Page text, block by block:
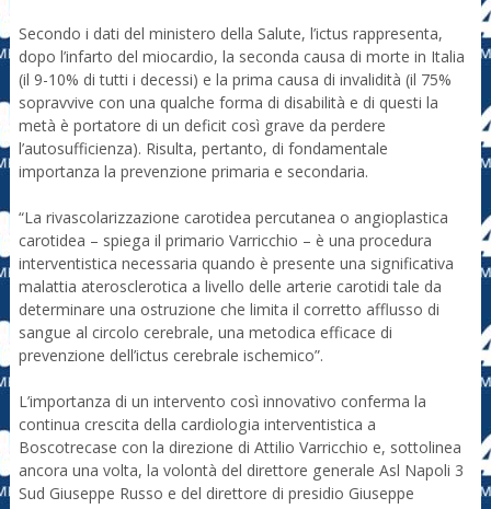
Secondo i dati del ministero della Salute, l’ictus rappresenta,
dopo l’infarto del miocardio, la seconda causa di morte in Italia
(il 9-10% di tutti i decessi) e la prima causa di invalidità (il 75%
sopravvive con una qualche forma di disabilità e di questi la
metà è portatore di un deficit così grave da perdere
l’autosufficienza). Risulta, pertanto, di fondamentale
importanza la prevenzione primaria e secondaria.
“La rivascolarizzazione carotidea percutanea o angioplastica
carotidea – spiega il primario Varricchio – è una procedura
interventistica necessaria quando è presente una significativa
malattia aterosclerotica a livello delle arterie carotidi tale da
determinare una ostruzione che limita il corretto afflusso di
sangue al circolo cerebrale, una metodica efficace di
prevenzione dell’ictus cerebrale ischemico”.
L’importanza di un intervento così innovativo conferma la
continua crescita della cardiologia interventistica a
Boscotrecase con la direzione di Attilio Varricchio e, sottolinea
ancora una volta, la volontà del direttore generale Asl Napoli 3
Sud Giuseppe Russo e del direttore di presidio Giuseppe